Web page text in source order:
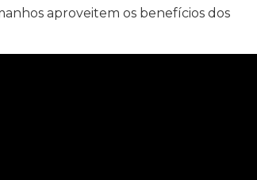
aproveitem os benefícios dos